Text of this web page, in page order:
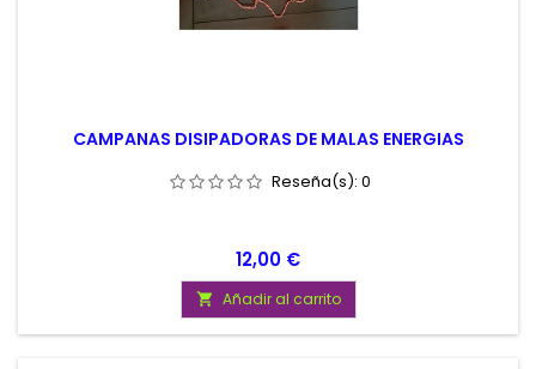
CAMPANAS DISIPADORAS DE MALAS ENERGIAS
Reseña(s): 0
Precio
12,00 €
 Añadir al carrito